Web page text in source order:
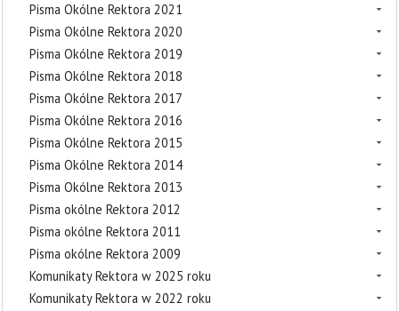
Pisma Okólne Rektora 2021
Pisma Okólne Rektora 2020
Pisma Okólne Rektora 2019
Pisma Okólne Rektora 2018
Pisma Okólne Rektora 2017
Pisma Okólne Rektora 2016
Pisma Okólne Rektora 2015
Pisma Okólne Rektora 2014
Pisma Okólne Rektora 2013
Pisma okólne Rektora 2012
Pisma okólne Rektora 2011
Pisma okólne Rektora 2009
Komunikaty Rektora w 2025 roku
Komunikaty Rektora w 2022 roku